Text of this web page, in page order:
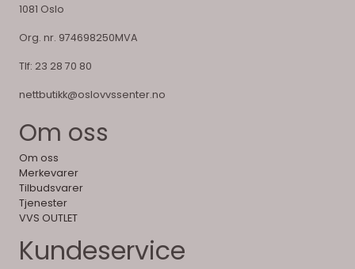
1081 Oslo
Org. nr. 974698250MVA
Tlf: 23 28 70 80
nettbutikk@oslovvssenter.no
Om oss
Om oss
Merkevarer
Tilbudsvarer
Tjenester
VVS OUTLET
Kundeservice